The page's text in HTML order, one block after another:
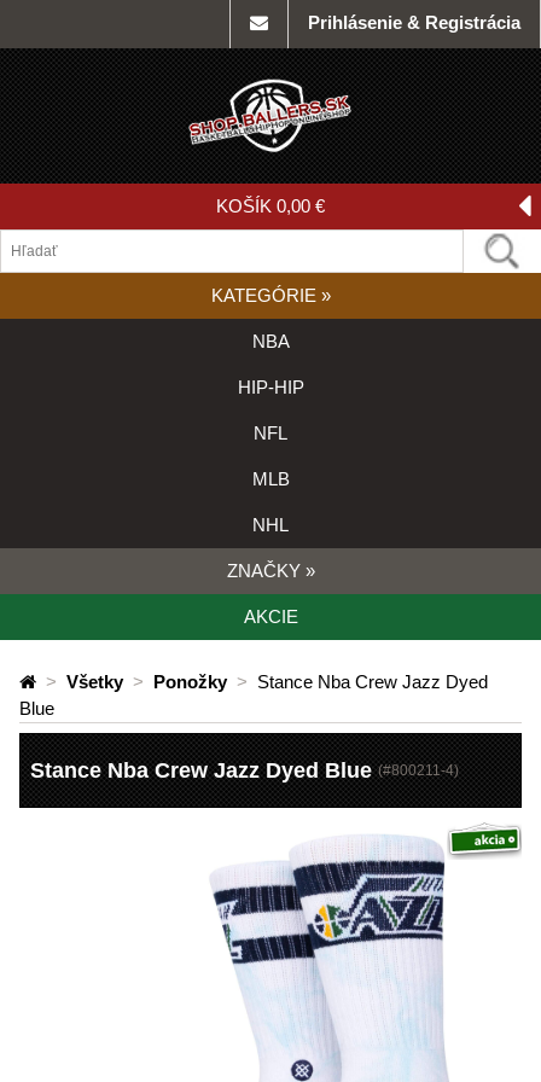
Prihlásenie & Registrácia
KOŠÍK 0,00 €
KATEGÓRIE »
NBA
HIP-HIP
NFL
MLB
NHL
ZNAČKY »
AKCIE
> Všetky > Ponožky > Stance Nba Crew Jazz Dyed
Blue
Stance Nba Crew Jazz Dyed Blue (#800211-4)